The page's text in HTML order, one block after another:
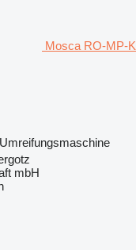
Mosca RO-MP-K
mbH